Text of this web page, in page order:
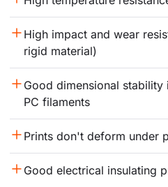
High impact and wear
rigid material)
Good dimensional
PC filaments
Prints don't deform under
Good electrical insulating